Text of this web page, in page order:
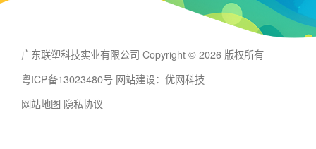
广东联塑科技实业有限公司 Copyright © 2026 版权所有
粤ICP备13023480号 网站建设：优网科技
网站地图 隐私协议